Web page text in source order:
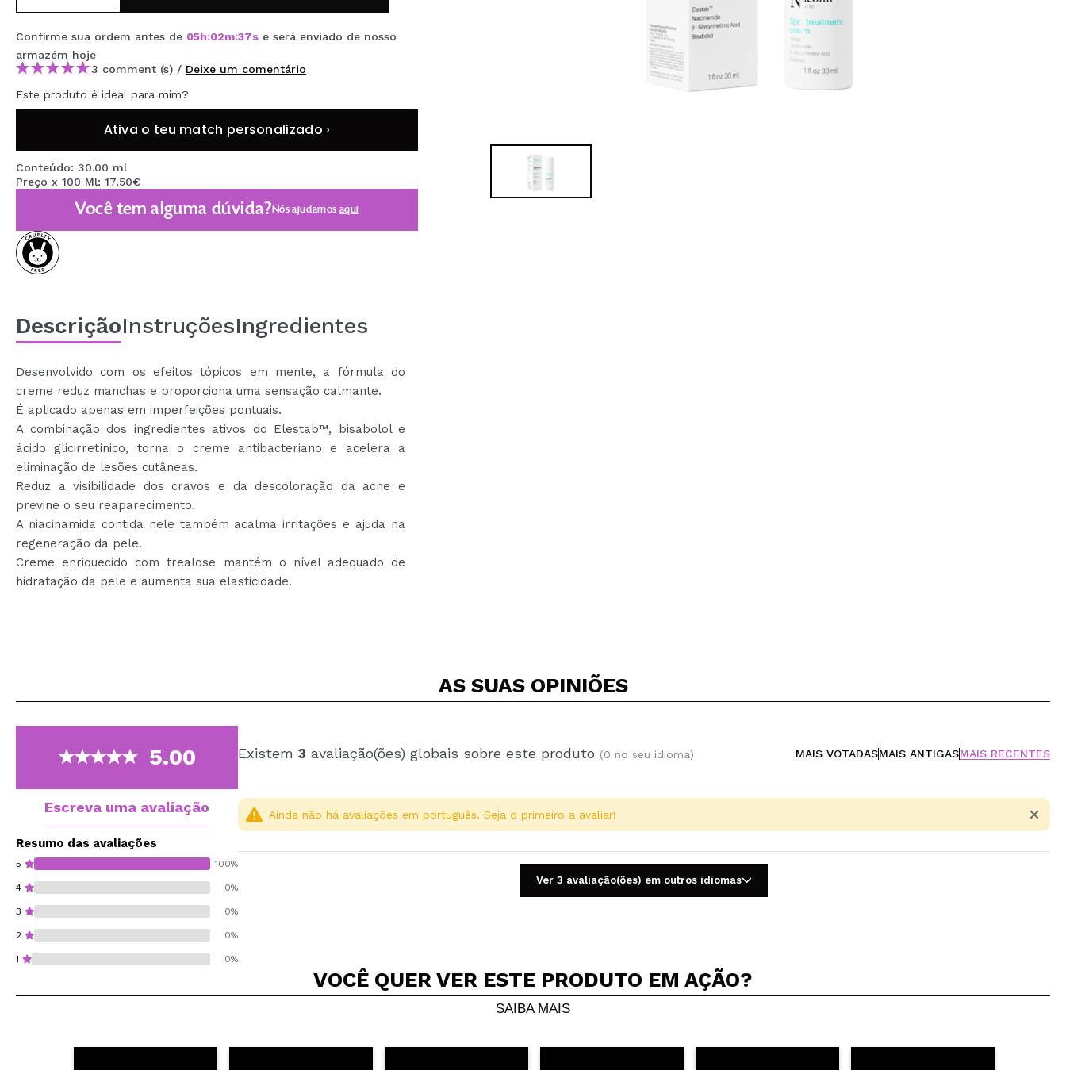
MAQUIFARMA
KOREA ZONE
TRAVEL SIZE
NATURE
DESCONTOS
OUTLET
ELES VOLTARAM!
EM BREVE
CRIAR CONTA
Confirme sua ordem antes de 05h:02m:36se será enviado de nosso
armazém hoje
3 comment (s) / Deixe um comentário
Este produto é ideal para mim?
Ativa o teu match personalizado ›
Conteúdo: 30.00 ml
Preço x 100 Ml: 17,50€
Você tem alguma dúvida?Nós ajudamos aqui
DescriçãoInstruçõesIngredientes
Desenvolvido com os efeitos tópicos em mente, a fórmula do
creme reduz manchas e proporciona uma sensação calmante.
É aplicado apenas em imperfeições pontuais.
A combinação dos ingredientes ativos do Elestab™, bisabolol e
ácido glicirretínico, torna o creme antibacteriano e acelera a
eliminação de lesões cutâneas.
Reduz a visibilidade dos cravos e da descoloração da acne e
previne o seu reaparecimento.
A niacinamida contida nele também acalma irritações e ajuda na
regeneração da pele.
Creme enriquecido com trealose mantém o nível adequado de
hidratação da pele e aumenta sua elasticidade.
AS SUAS OPINIÕES
5.00
Escreva uma avaliação
Resumo das avaliações
5 100%
4 0%
3 0%
2 0%
1 0%
Existem 3 avaliação(ões) globais sobre este produto (0 no seu idioma) MAIS VOTADASMAIS ANTIGASMAIS RECENTES
Compartilhar um vídeo ou uma foto
Seu vídeo pode ser o primeiro. Imagine isso...
Recomenda esta compra? Sim Não 5/5
Ainda não há avaliações em português. Seja o primeiro a avaliar!
Ver 3 avaliação(ões) em outros idiomas
VOCÊ QUER VER ESTE PRODUTO EM AÇÃO?
SAIBA MAIS